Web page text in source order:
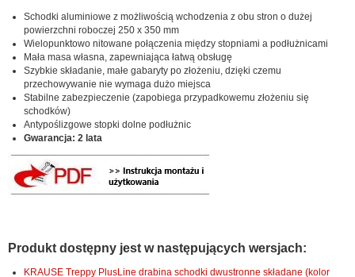
Schodki aluminiowe z możliwością wchodzenia z obu stron o dużej
powierzchni roboczej 250 x 350 mm
Wielopunktowo nitowane połączenia między stopniami a podłużnicami
Mała masa własna, zapewniająca łatwą obsługę
Szybkie składanie, małe gabaryty po złożeniu, dzięki czemu
przechowywanie nie wymaga dużo miejsca
Stabilne zabezpieczenie (zapobiega przypadkowemu złożeniu się
schodków)
Antypoślizgowe stopki dolne podłużnic
Gwarancja: 2 lata
Produkt dostępny jest w następujących wersjach:
KRAUSE Treppy PlusLine drabina schodki dwustronne składane (kolor